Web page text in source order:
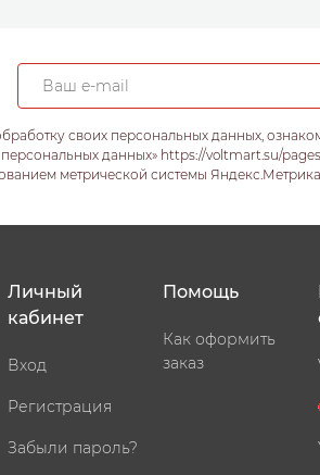
своих персональных данных,
данных» https://voltmart.su/
метрической системы Яндекс.Метрика
Личный
кабинет
Вход
Регистрация
Забыли пароль?
Помощь
Как оформить
заказ